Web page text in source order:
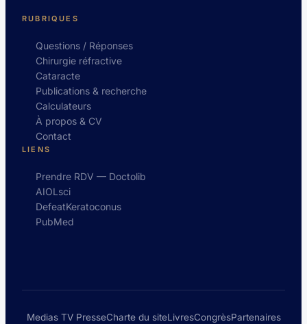
RUBRIQUES
Questions / Réponses
Chirurgie réfractive
Cataracte
Publications & recherche
Calculateurs
À propos & CV
Contact
LIENS
Prendre RDV — Doctolib
AIOLsci
DefeatKeratoconus
PubMed
Medias TV PresseCharte du siteLivresCongrèsPartenaires